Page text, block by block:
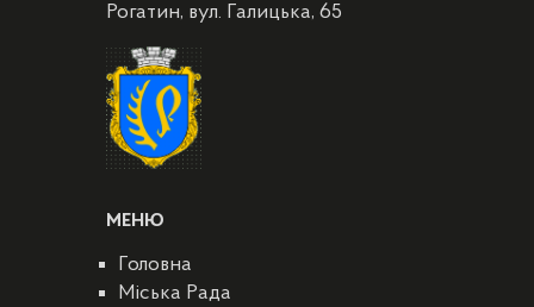
Рогатин, вул. Галицька, 65
МЕНЮ
Головна
Міська Рада